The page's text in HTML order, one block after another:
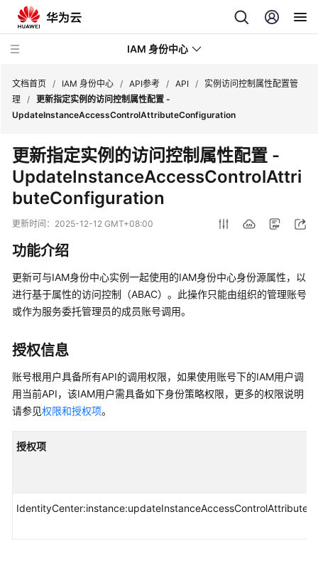
IAM 身份中心
新
动
态
产
品
绍
快
速
入
户
指
南
API
使
文档首页 / IAM 身份中心 / API参考 / API / 实例访问控制属性配置管
理 / 更新指定实例的访问控制属性配置 -
UpdateInstanceAccessControlAttributeConfiguration
更新指定实例的访问控制属性配置 -
UpdateInstanceAccessControlAttri
buteConfiguration
更新时间： 2025-12-12 GMT+08:00
功能介绍
更新可与IAM身份中心实例一起使用的IAM身份中心身份源属性，以
进行基于属性的访问控制（ABAC）。此操作只能由组织的管理账号
或作为服务委托管理员的成员账号调用。
授权信息
账号根用户具备所有API的调用权限，如果使用账号下的IAM用户调
用当前API，该IAM用户需具备如下身份策略权限，更多的权限说明
请参见权限和授权项。
授权项